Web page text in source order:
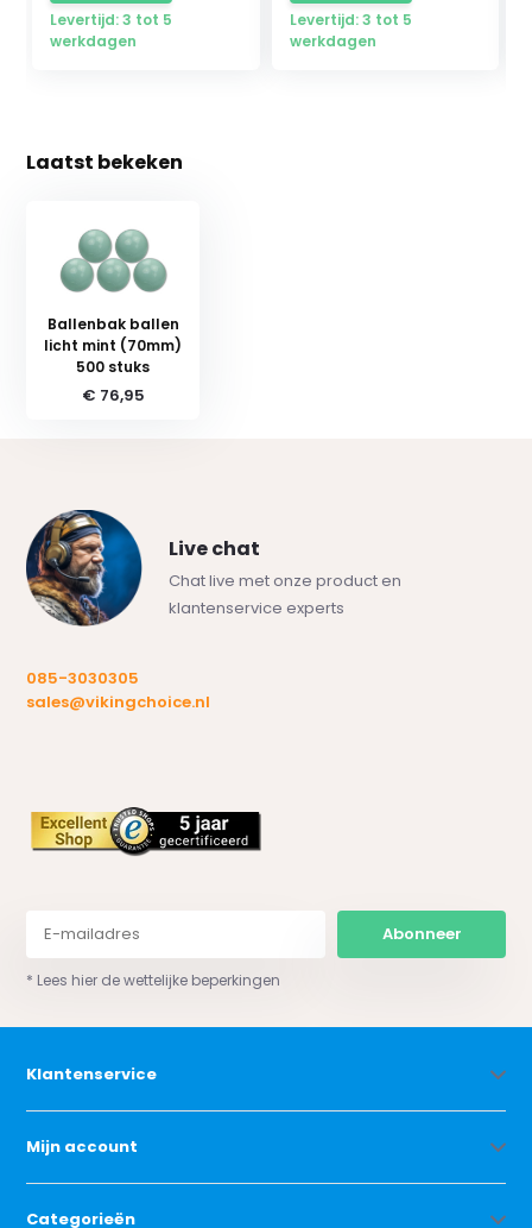
Levertijd: 3 tot 5
werkdagen
Levertijd: 3 tot 5
werkdagen
Laatst bekeken
Ballenbak ballen
licht mint (70mm)
500 stuks
€ 76,95
Live chat
Chat live met onze product en
klantenservice experts
085-3030305
sales@vikingchoice.nl
Abonneer
* Lees hier de wettelijke beperkingen
Klantenservice
Mijn account
Categorieën